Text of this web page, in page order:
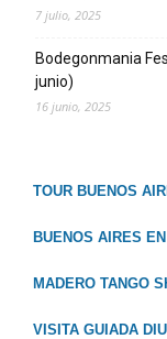
7 julio, 2025
Bodegonmania
junio)
16 junio, 2025
TOUR BUENOS
BUENOS AIRES
MADERO TANGO
VISITA GUIADA